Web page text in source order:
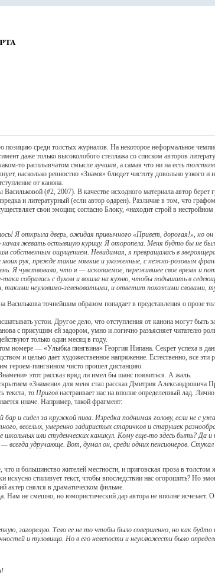
среди толстых журналов. На некоторое неформальное
даже только высоколобого стеллажа со списком авторов
то расплывчатом смыслелучшая, а самая что ни на есть
насколько ревностно «Знамя» блюдет чистоту довольно
от канона.
(#2, 2007). В качестве исходного материала автор берет
и литературный (если автор одарен). Различие в том, что
свои эмоции; согласно Блоку, «находит строй в
Я открыла дверь, ожидая привычного «Привет, дорогая!», но
жевать остывшую курицу. Я оторопела. Меня будто бы не
ощущением. Невидимая, я превращалась в
моих рук, прежде такие мягкие и ухоженные, с нежно-розовым
Я чувствовала, что я — ископаемое, пережившее свое время и
собралась с духом и вошла на кухню, чтобы подышать в
такими неуловимо-зеленоватыми, и ответит похожими
точнейшим образом попадает в представления о прозе
устои. Другое дело, что отступления от канона могут быть
с присущим ей задором, умно и логично разъясняет читателю
только один месяц в году.
номере — «Улыбка пингвина» Георгия Нипана. Секрет успеха в
и целью дает художественное напряжение. Естественно, все
героем-пингвином чисто прошел дистанцию.
этот рассказ вряд ли имел бы шанс появиться. А жаль.
«Знамени» для меня стал рассказ Дмитрия Александровича
текста, то Пригов настраивает нас на вполне определенный лад.
иначе. Например, такой фрагмент:
и сидел за кружкой пива. Изредка поднимая голову, если не с
веселых, умеренно задиристых старичков и старушек
или студенческих каникул. Кому еще-то здесь быть? Да
удручающе. Вот, думал он, среди одних пенсионеров.
и большинство жителей местности, и приговская проза в толстом
искусно стилизует текст, чтобы впоследствии нас огорошить? Но
актер снялся в драматическом фильме.
не смешно, но юмористический дар автора не вполне исчезает.
загорелую. Тело ее не то чтобы было совершенно, но как
и туловища. Но в его нелепости и неуклюжести было